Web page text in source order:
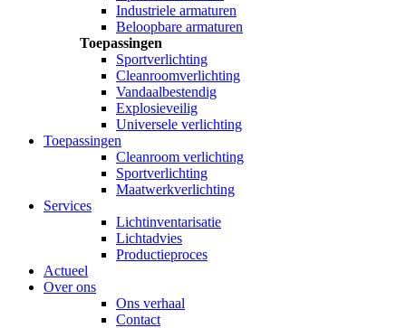
Industriele armaturen
Beloopbare armaturen
Toepassingen
Sportverlichting
Cleanroomverlichting
Vandaalbestendig
Explosieveilig
Universele verlichting
Toepassingen
Cleanroom verlichting
Sportverlichting
Maatwerkverlichting
Services
Lichtinventarisatie
Lichtadvies
Productieproces
Actueel
Over ons
Ons verhaal
Contact